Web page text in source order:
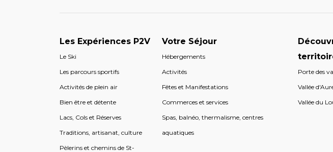
Les Expériences P2V
Le Ski
Les parcours sportifs
Activités de plein air
Bien être et détente
Lacs, Cols et Réserves
Traditions, artisanat, culture
Pèlerins et chemins de St-
Votre Séjour
Hébergements
Activités
Fêtes et Manifestations
Commerces et services
Spas, balnéo, thermalisme, centres
aquatiques
Porte des
Vallée
Vallée du